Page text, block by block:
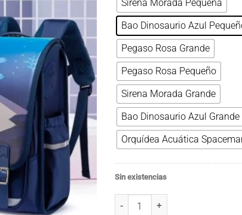
Sirena Morada Pequeña
Bao Dinosaurio Azul
Pegaso Rosa Grande
Pegaso Rosa Pequeño
Sirena Morada Grande
Bao Dinosaurio Azul Grande
Orquídea Acuática
Sin existencias
Mochila Escolar de Dibujos